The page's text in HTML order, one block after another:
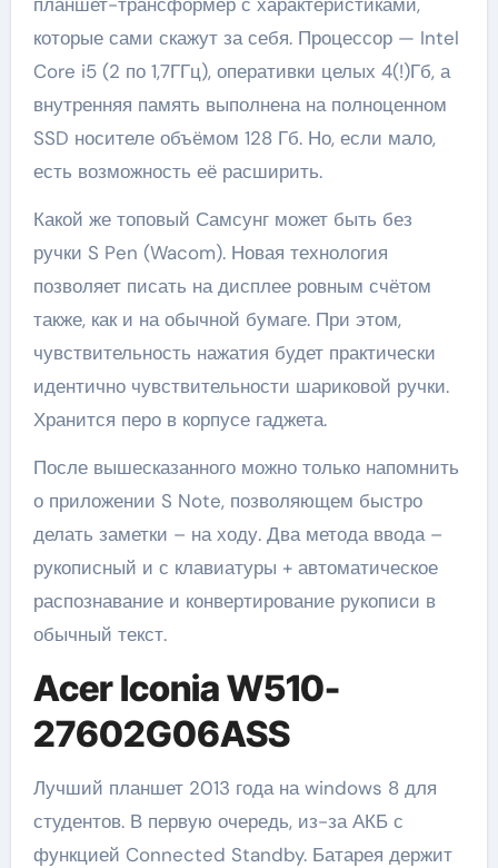
которые сами скажут за себя. Процессор — Intel
Core i5 (2 по 1,7ГГц), оперативки целых 4(!)Гб, а
внутренняя память выполнена на полноценном
SSD носителе объёмом 128 Гб. Но, если мало,
есть возможность её расширить.
Какой же топовый Самсунг может быть без
ручки S Pen (Wacom). Новая технология
позволяет писать на дисплее ровным счётом
также, как и на обычной бумаге. При этом,
чувствительность нажатия будет практически
идентично чувствительности шариковой ручки.
Хранится перо в корпусе гаджета.
После вышесказанного можно только напомнить
о приложении S Note, позволяющем быстро
делать заметки – на ходу. Два метода ввода –
рукописный и с клавиатуры + автоматическое
распознавание и конвертирование рукописи в
обычный текст.
Acer Iconia W510-
27602G06ASS
Лучший планшет 2013 года на windows 8 для
студентов. В первую очередь, из-за АКБ с
функцией Connected Standby. Батарея держит